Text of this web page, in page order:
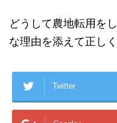
どうして農地転用を
な理由を添えて正し
Twitter